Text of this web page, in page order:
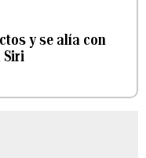
y se alía con
Siri